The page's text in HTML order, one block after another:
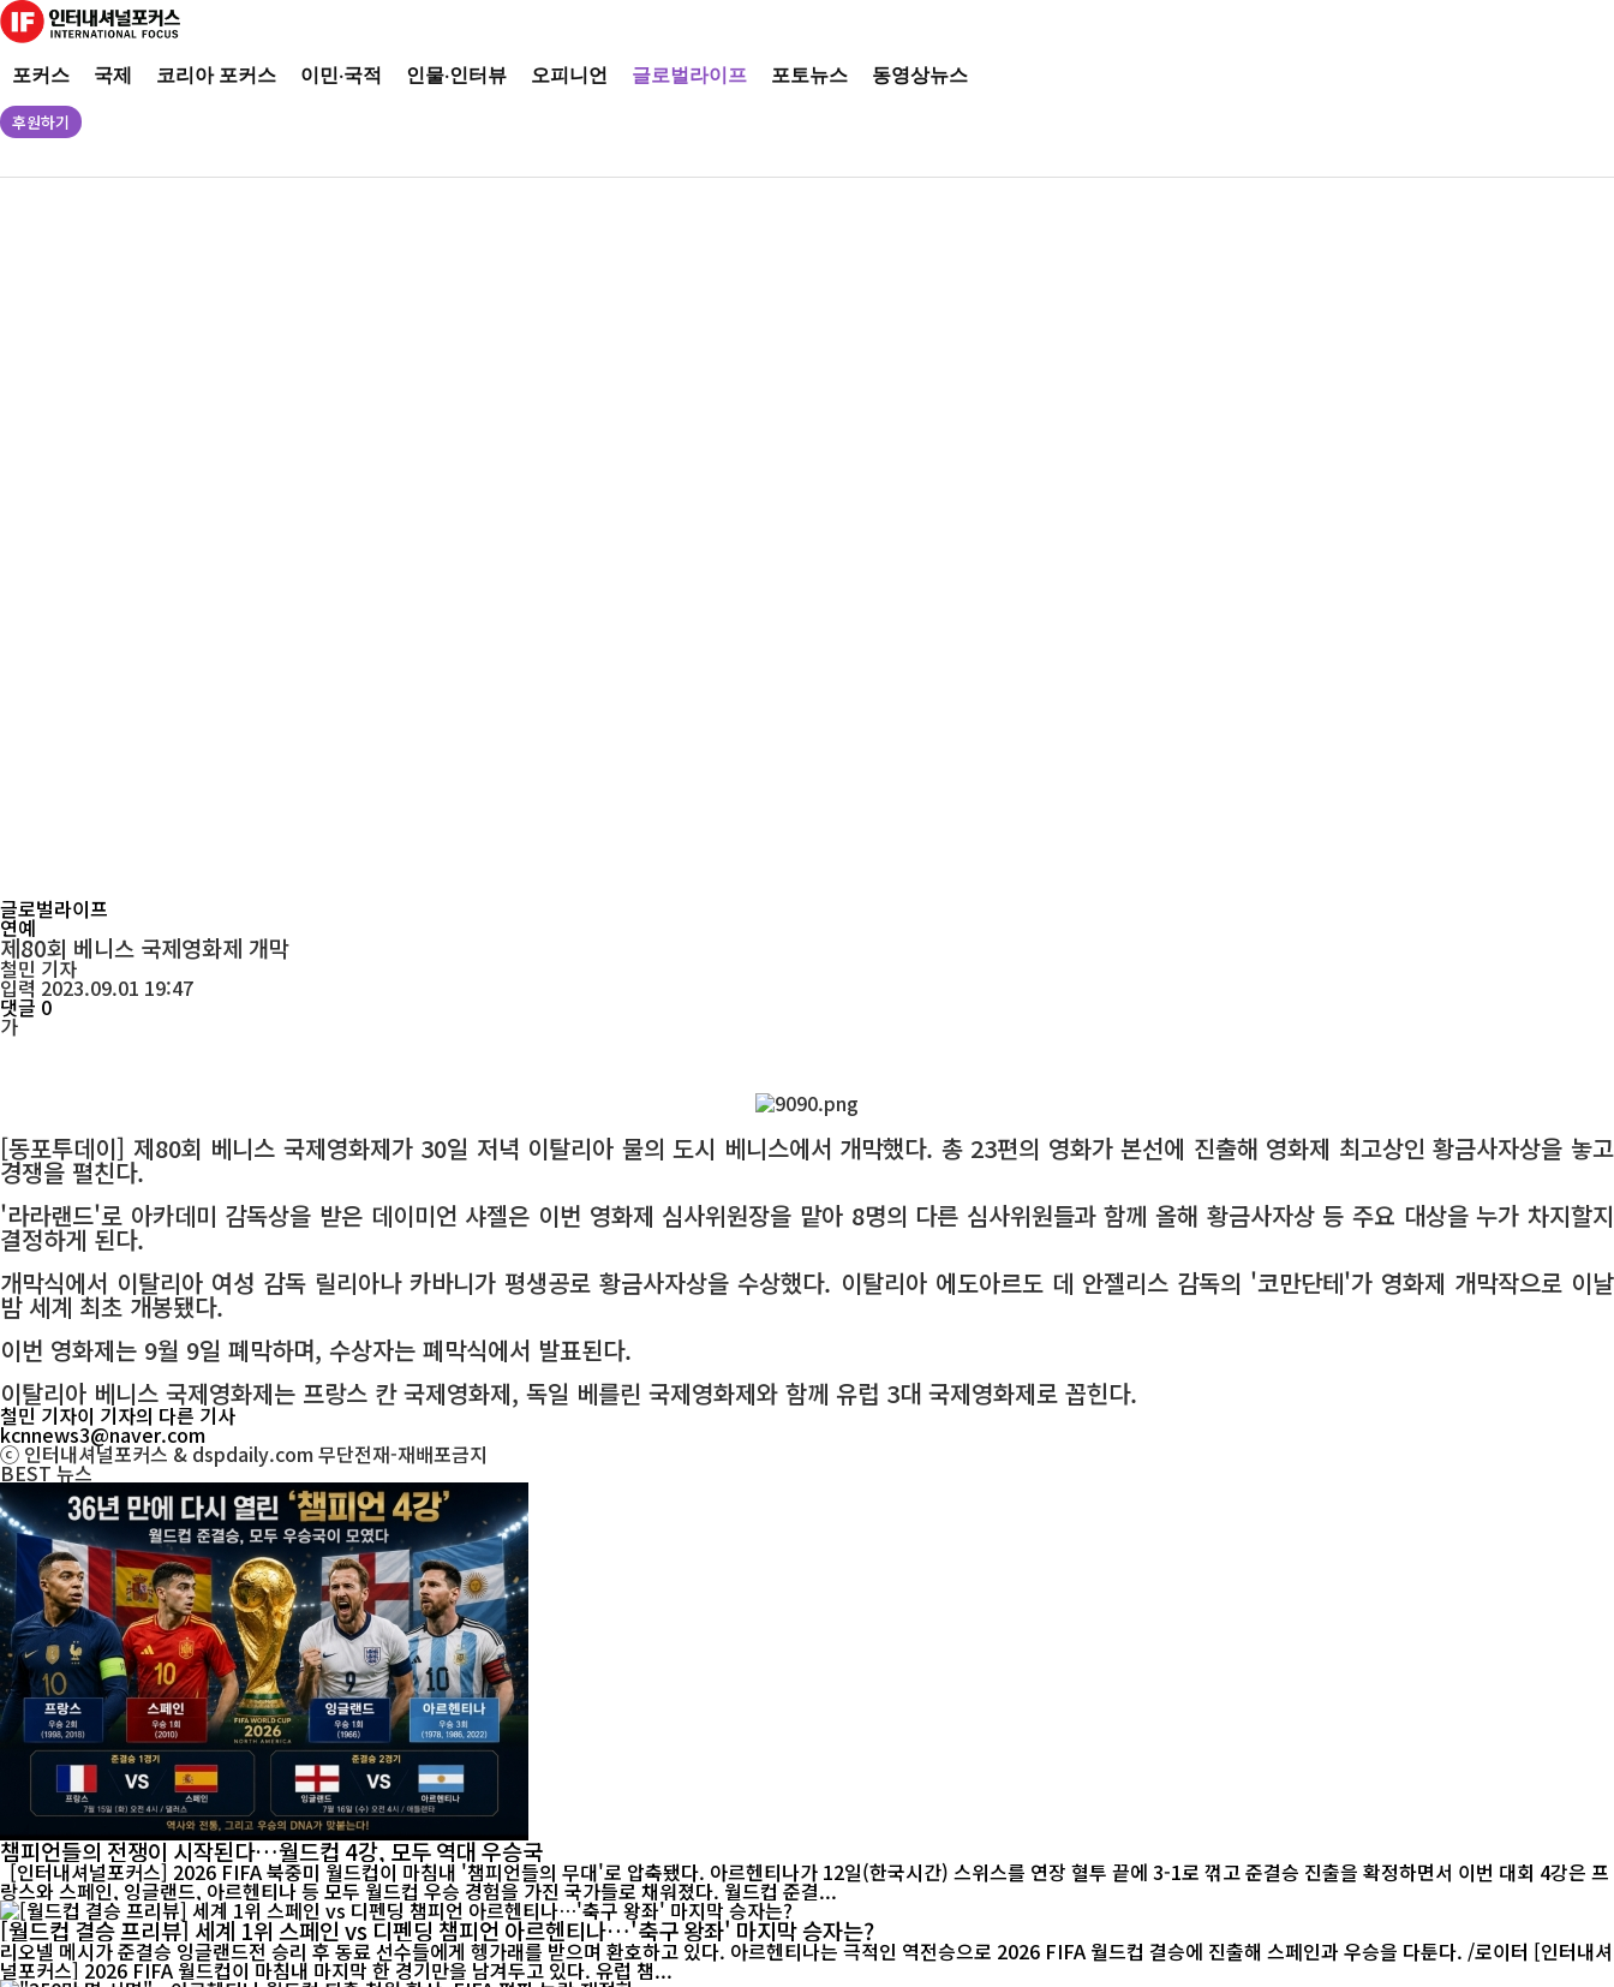
포커스 국제 코리아 포커스 이민·국적 인물·인터뷰 오피니언 글로벌라이프 포토뉴스 동영상뉴스
후원하기
글로벌라이프
연예
제80회 베니스 국제영화제 개막
철민 기자
입력 2023.09.01 19:47
댓글 0
가
[동포투데이] 제80회 베니스 국제영화제가 30일 저녁 이탈리아 물의 도시 베니스에서 개막했다. 총 23편의 영화가 본선에 진출해 영화제 최고상인 황금사자상을 놓고
경쟁을 펼친다.
'라라랜드'로 아카데미 감독상을 받은 데이미언 샤젤은 이번 영화제 심사위원장을 맡아 8명의 다른 심사위원들과 함께 올해 황금사자상 등 주요 대상을 누가 차지할지
결정하게 된다.
개막식에서 이탈리아 여성 감독 릴리아나 카바니가 평생공로 황금사자상을 수상했다. 이탈리아 에도아르도 데 안젤리스 감독의 '코만단테'가 영화제 개막작으로 이날
밤 세계 최초 개봉됐다.
이번 영화제는 9월 9일 폐막하며, 수상자는 폐막식에서 발표된다.
이탈리아 베니스 국제영화제는 프랑스 칸 국제영화제, 독일 베를린 국제영화제와 함께 유럽 3대 국제영화제로 꼽힌다.
철민 기자이 기자의 다른 기사
kcnnews3@naver.com
ⓒ 인터내셔널포커스 & dspdaily.com 무단전재-재배포금지
BEST뉴스
챔피언들의 전쟁이 시작된다…월드컵 4강, 모두 역대 우승국
[인터내셔널포커스] 2026 FIFA 북중미 월드컵이 마침내 '챔피언들의 무대'로 압축됐다. 아르헨티나가 12일(한국시간) 스위스를 연장 혈투 끝에 3-1로 꺾고 준결승 진출을 확정하면서 이번 대회 4강은 프
랑스와 스페인, 잉글랜드, 아르헨티나 등 모두 월드컵 우승 경험을 가진 국가들로 채워졌다. 월드컵 준결...
[월드컵 결승 프리뷰] 세계 1위 스페인 vs 디펜딩 챔피언 아르헨티나…'축구 왕좌' 마지막 승자는?
리오넬 메시가 준결승 잉글랜드전 승리 후 동료 선수들에게 헹가래를 받으며 환호하고 있다. 아르헨티나는 극적인 역전승으로 2026 FIFA 월드컵 결승에 진출해 스페인과 우승을 다툰다. /로이터 [인터내셔
널포커스] 2026 FIFA 월드컵이 마침내 마지막 한 경기만을 남겨두고 있다. 유럽 챔...